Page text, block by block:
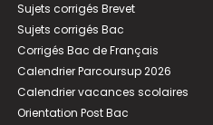
Sujets corrigés Brevet
Sujets corrigés Bac
Corrigés Bac de Français
Calendrier Parcoursup 2026
Calendrier vacances scolaires
Orientation Post Bac